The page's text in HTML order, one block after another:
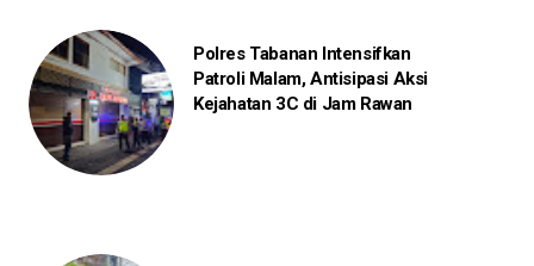
Polres Tabanan Intensifkan
Patroli Malam, Antisipasi Aksi
Kejahatan 3C di Jam Rawan